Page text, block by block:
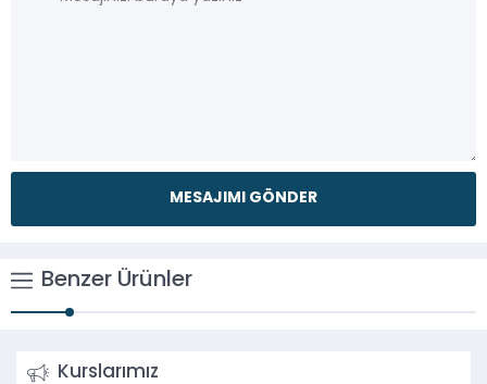
Benzer Ürünler
Kurslarımız